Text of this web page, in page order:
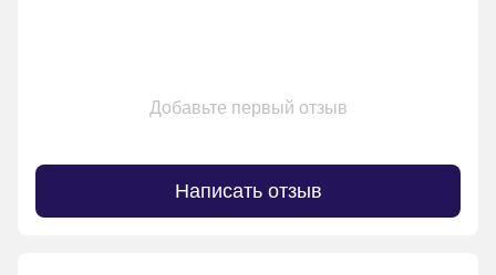
Добавьте первый отзыв
Написать отзыв